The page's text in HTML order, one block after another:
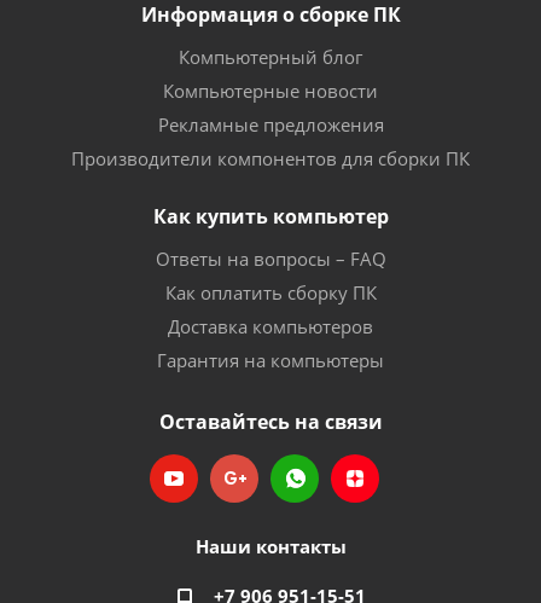
Информация о сборке ПК
Компьютерный блог
Компьютерные новости
Рекламные предложения
Производители компонентов для сборки ПК
Как купить компьютер
Ответы на вопросы – FAQ
Как оплатить сборку ПК
Доставка компьютеров
Гарантия на компьютеры
Оставайтесь на связи
Наши контакты
+7 906 951-15-51